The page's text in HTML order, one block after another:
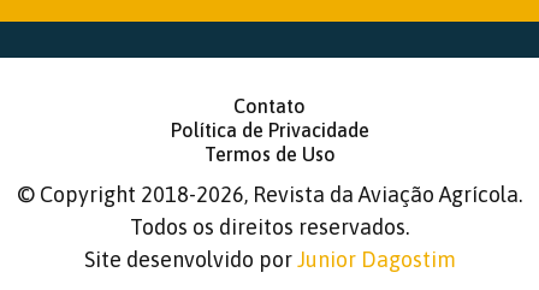
Contato
Política de Privacidade
Termos de Uso
© Copyright 2018-2026, Revista da Aviação Agrícola.
Todos os direitos reservados.
Site desenvolvido porJunior Dagostim